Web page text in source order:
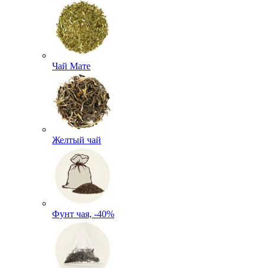
Чай Мате
Желтый чай
Фунт чая, -40%